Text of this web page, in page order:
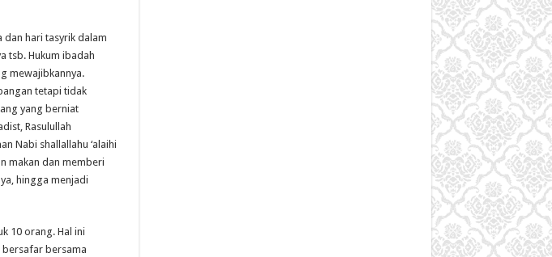
hari tasyrik dalam
tsb. Hukum ibadah
mewajibkannya.
tetapi tidak
yang berniat
Rasulullah
Nabi shallallahu ‘alaihi
makan dan memberi
hingga menjadi
10 orang. Hal ini
bersafar bersama